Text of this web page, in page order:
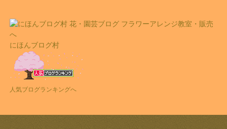
にほんブログ村
人気ブログランキングへ